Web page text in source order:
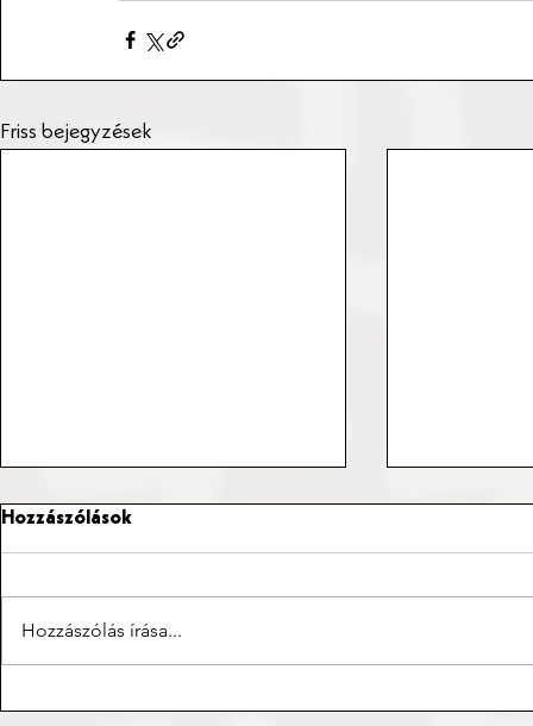
Friss bejegyzések
Hozzászólások
Hozzászólás írása...